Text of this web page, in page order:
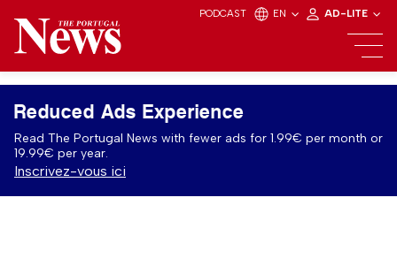
PODCAST EN AD-LITE
Reduced Ads Experience
Read The Portugal News with fewer ads for 1.99€ per month or
19.99€ per year.
Inscrivez-vous ici